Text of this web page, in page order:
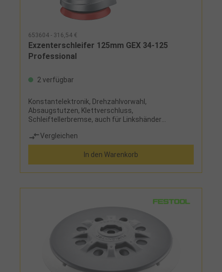
653604 - 316,54 €
Exzenterschleifer 125mm GEX 34-125
Professional
2 verfügbar
Konstantelektronik, Drehzahlvorwahl,
Absaugstutzen, Klettverschluss,
Schleiftellerbremse, auch für Linkshänder
Holz, Metall und Kunststoff, Farben und Lack, auch
auf gewölbten FlächenLieferumfang:Schleifteller
(Durchmesser 125 mm), Schleifpapier Korn 120,
Absaugadapter und Papierstaubbeutel
Vergleichen
In den Warenkorb